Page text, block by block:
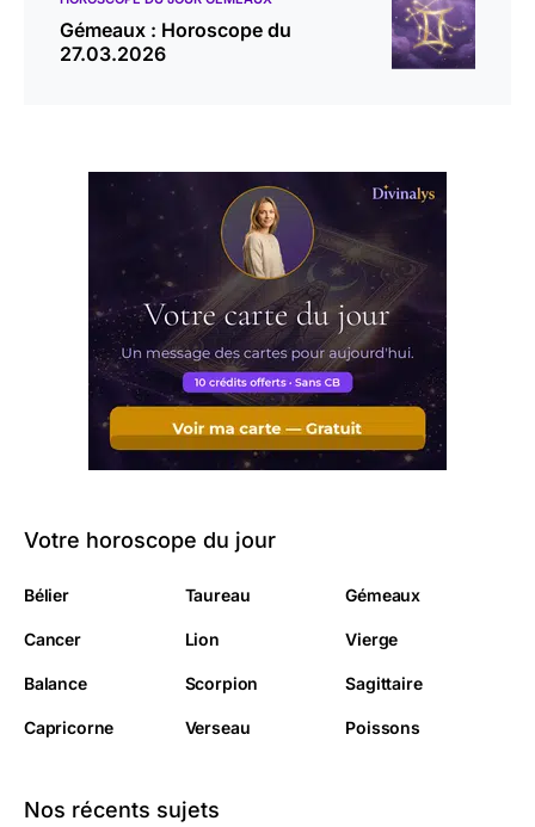
Gémeaux : Horoscope du
27.03.2026
Votre horoscope du jour
Bélier Taureau Gémeaux
Cancer Lion Vierge
Balance Scorpion Sagittaire
Capricorne Verseau Poissons
Nos récents sujets